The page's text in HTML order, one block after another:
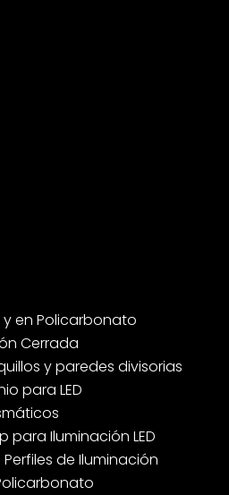
y en Policarbonato
Cerrada
y paredes divisorias
para LED
para Iluminación LED
de Iluminación